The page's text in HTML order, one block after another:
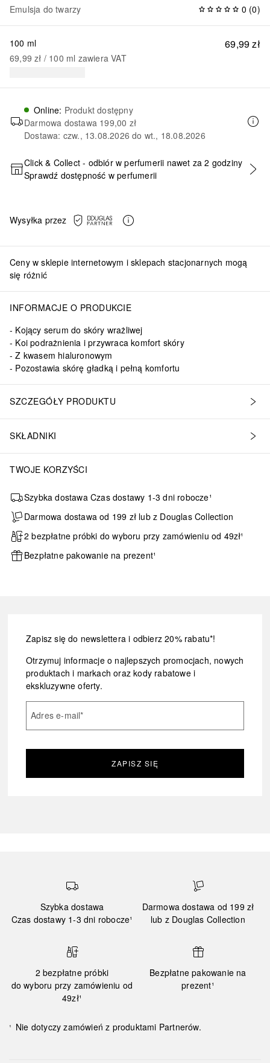
Emulsja do twarzy 0 (0)
69,99 zł
100 ml
69,99 zł / 100 ml zawiera VAT
Online: Produkt dostępny
Darmowa dostawa 199,00 zł
Dostawa: czw., 13.08.2026 do wt., 18.08.2026
DODAJ DO KOSZYKA
Click & Collect - odbiór w perfumerii nawet za 2 godziny
Sprawdź dostępność w perfumerii
Wysyłka przez
Ceny w sklepie internetowym i sklepach stacjonarnych mogą
się różnić
INFORMACJE O PRODUKCIE
Kojący serum do skóry wrażliwej
Koi podrażnienia i przywraca komfort skóry
Z kwasem hialuronowym
Pozostawia skórę gładką i pełną komfortu
SZCZEGÓŁY PRODUKTU
SKŁADNIKI
TWOJE KORZYŚCI
Szybka dostawa Czas dostawy 1-3 dni robocze¹
Darmowa dostawa od 199 zł lub z Douglas Collection
2 bezpłatne próbki do wyboru przy zamówieniu od 49zł¹
Bezpłatne pakowanie na prezent¹
Zapisz się do newslettera i odbierz 20% rabatu*!
Otrzymuj informacje o najlepszych promocjach, nowych
produktach i markach oraz kody rabatowe i
ekskluzywne oferty.
Adres e-mail*
ZAPISZ SIĘ
Szybka dostawa
Czas dostawy 1-3 dni robocze¹
Darmowa dostawa od 199 zł
lub z Douglas Collection
2 bezpłatne próbki
do wyboru przy zamówieniu od
49zł¹
Bezpłatne pakowanie na
prezent¹
¹ Nie dotyczy zamówień z produktami Partnerów.